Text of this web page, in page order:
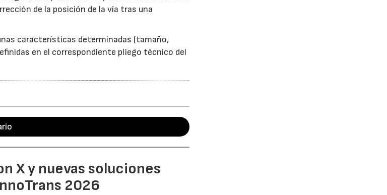
de la posición de la vía tras una
características determinadas (tamaño,
en el correspondiente pliego técnico del
X y nuevas soluciones
2026